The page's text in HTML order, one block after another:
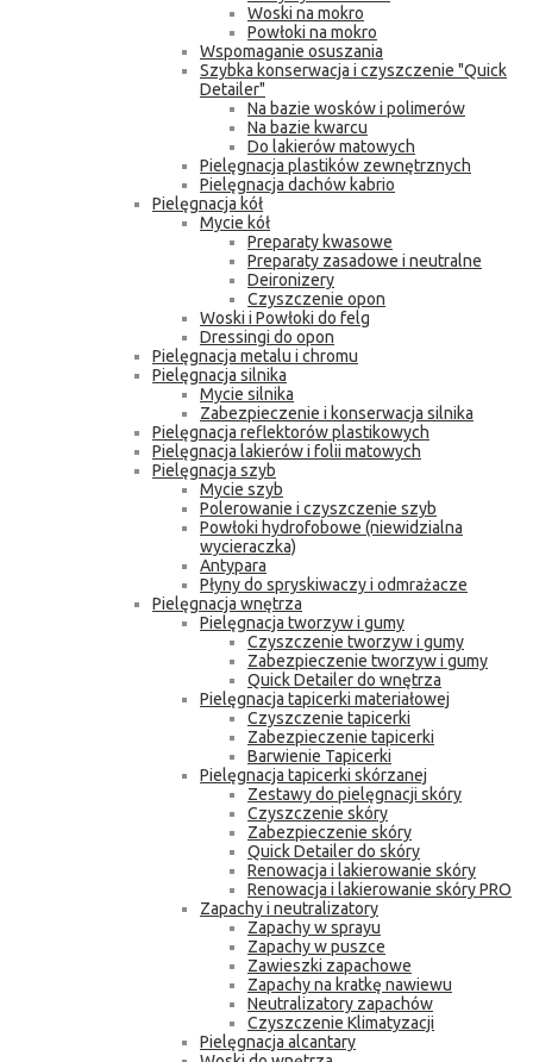
Woski na mokro
Powłoki na mokro
Wspomaganie osuszania
Szybka konserwacja i czyszczenie "Quick
Detailer"
Na bazie wosków i polimerów
Na bazie kwarcu
Do lakierów matowych
Pielęgnacja plastików zewnętrznych
Pielęgnacja dachów kabrio
Pielęgnacja kół
Mycie kół
Preparaty kwasowe
Preparaty zasadowe i neutralne
Deironizery
Czyszczenie opon
Woski i Powłoki do felg
Dressingi do opon
Pielęgnacja metalu i chromu
Pielęgnacja silnika
Mycie silnika
Zabezpieczenie i konserwacja silnika
Pielęgnacja reflektorów plastikowych
Pielęgnacja lakierów i folii matowych
Pielęgnacja szyb
Mycie szyb
Polerowanie i czyszczenie szyb
Powłoki hydrofobowe (niewidzialna
wycieraczka)
Antypara
Płyny do spryskiwaczy i odmrażacze
Pielęgnacja wnętrza
Pielęgnacja tworzyw i gumy
Czyszczenie tworzyw i gumy
Zabezpieczenie tworzyw i gumy
Quick Detailer do wnętrza
Pielęgnacja tapicerki materiałowej
Czyszczenie tapicerki
Zabezpieczenie tapicerki
Barwienie Tapicerki
Pielęgnacja tapicerki skórzanej
Zestawy do pielęgnacji skóry
Czyszczenie skóry
Zabezpieczenie skóry
Quick Detailer do skóry
Renowacja i lakierowanie skóry
Renowacja i lakierowanie skóry PRO
Zapachy i neutralizatory
Zapachy w sprayu
Zapachy w puszce
Zawieszki zapachowe
Zapachy na kratkę nawiewu
Neutralizatory zapachów
Czyszczenie Klimatyzacji
Pielęgnacja alcantary